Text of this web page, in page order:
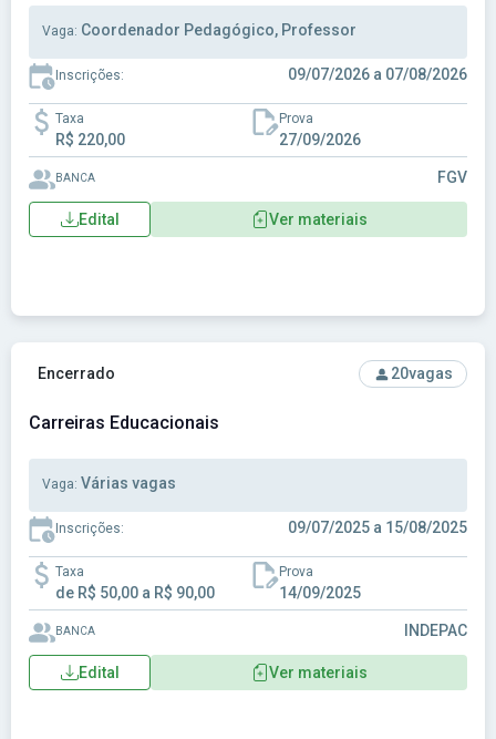
Vaga: Coordenador Pedagógico, Professor
Inscrições: 09/07/2026 a 07/08/2026
Taxa
R$ 220,00
Prova
27/09/2026
BANCA FGV
Edital Ver materiais
Ver concurso: Carreiras Educacionais
Encerrado 20vagas
Carreiras Educacionais
Vaga: Várias vagas
Inscrições: 09/07/2025 a 15/08/2025
Taxa
de R$ 50,00 a R$ 90,00
Prova
14/09/2025
BANCA INDEPAC
Edital Ver materiais